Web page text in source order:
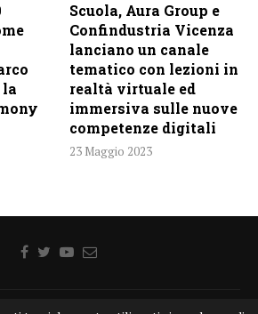
Scuola, Aura Group e
Confindustria Vicenza
lanciano un canale
tematico con lezioni in
realtà virtuale ed
immersiva sulle nuove
competenze digitali
23 Maggio 2023